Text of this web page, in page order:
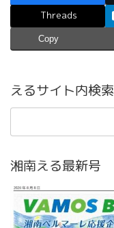
Threads
Copy
えるサイト内検索
湘南える最新号